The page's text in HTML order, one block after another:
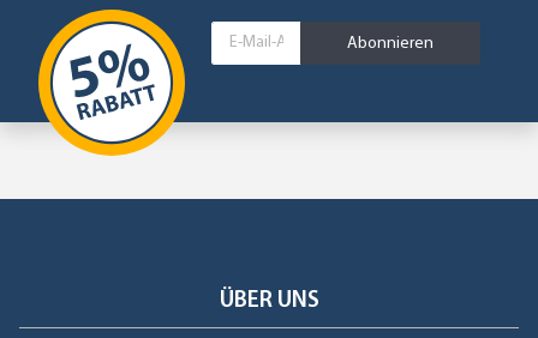
Abonnieren
ÜBER UNS